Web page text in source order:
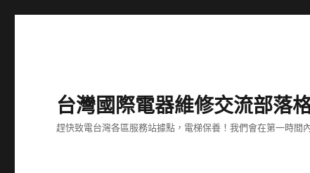
台灣國際電器維修交流部落
趕快致電台灣各區服務站據點，電梯保養！我們會在第一時